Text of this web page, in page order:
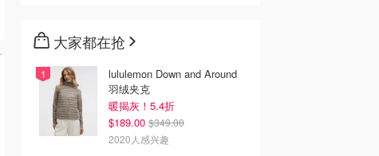
大家都在抢
lululemon Down and Around
羽绒夹克
暖揭灰！5.4折
$189.00 $349.00
2020人感兴趣